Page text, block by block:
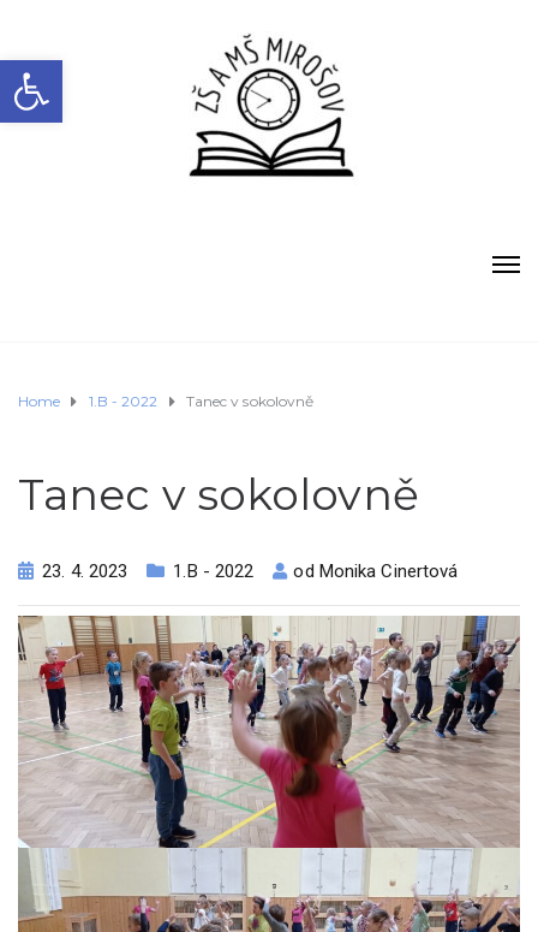
Open toolbar
Home 1.B - 2022 Tanec v sokolovně
Tanec v sokolovně
23. 4. 2023 1.B - 2022 od Monika Cinertová